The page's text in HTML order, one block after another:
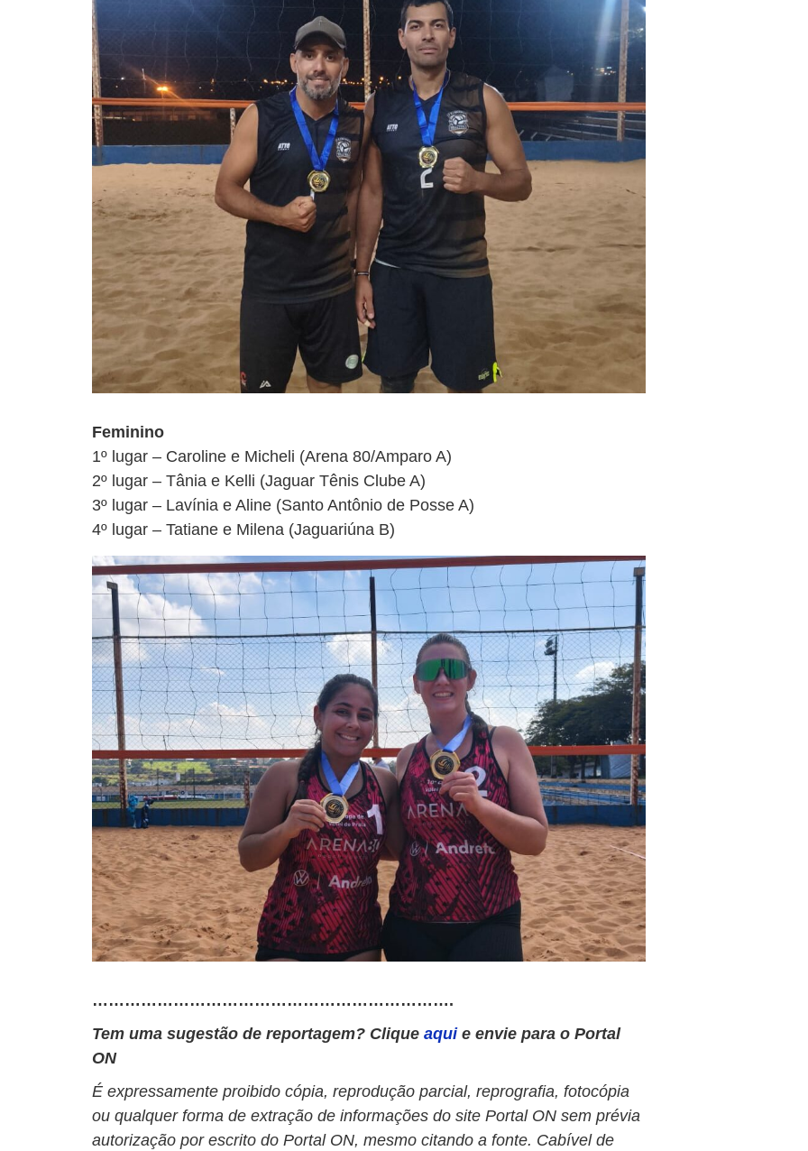
Feminino
1º lugar – Caroline e Micheli (Arena 80/Amparo A)
2º lugar – Tânia e Kelli (Jaguar Tênis Clube A)
3º lugar – Lavínia e Aline (Santo Antônio de Posse A)
4º lugar – Tatiane e Milena (Jaguariúna B)
………………………………………………………….
Tem uma sugestão de reportagem? Clique aqui e envie para o Portal
ON
É expressamente proibido cópia, reprodução parcial, reprografia, fotocópia
ou qualquer forma de extração de informações do site Portal ON sem prévia
autorização por escrito do Portal ON, mesmo citando a fonte. Cabível de